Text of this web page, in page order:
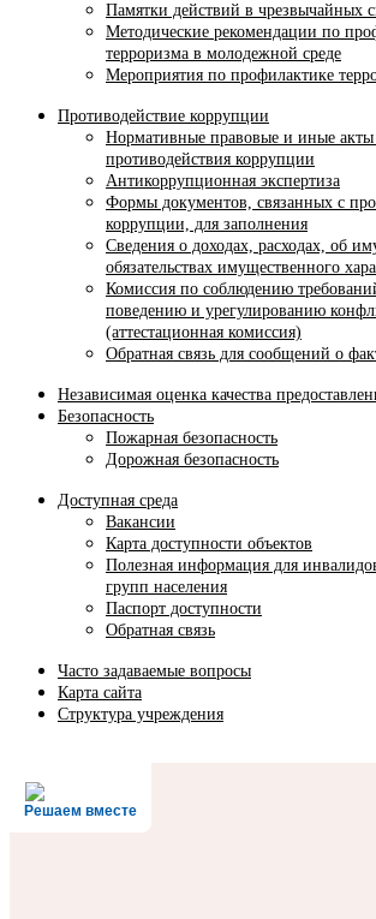
Памятки действий в чрезвычайных
Методические рекомендации по
терроризма в молодежной среде
Мероприятия по профилактике
Противодействие коррупции
Нормативные правовые и иные акты
противодействия коррупции
Антикоррупционная экспертиза
Формы документов, связанных с
коррупции, для заполнения
Сведения о доходах, расходах, об
обязательствах имущественного
Комиссия по соблюдению
поведению и урегулированию
(аттестационная комиссия)
Обратная связь для сообщений о
Независимая оценка качества
Безопасность
Пожарная безопасность
Дорожная безопасность
Доступная среда
Вакансии
Карта доступности объектов
Полезная информация для
групп населения
Паспорт доступности
Обратная связь
Часто задаваемые вопросы
Карта сайта
Структура учреждения
Решаем вместе